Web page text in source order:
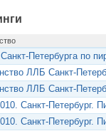
Санкт-Петербурга по
ЛЛБ Санкт-
ЛЛБ Санкт-
Санкт-Петербург.
Санкт-Петербург.